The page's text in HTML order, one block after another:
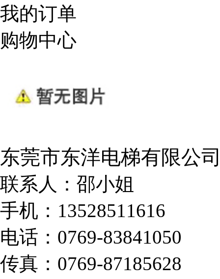
我的订单
购物中心
东莞市东洋电梯有限公
联系人：邵小姐
手机：13528511616
电话：0769-83841050
传真：0769-87185628